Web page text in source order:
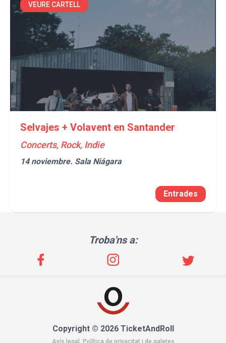
VEURE CARTELL
Selvajes + Volavent en Santander
Concerts, Rock, Indie
14 noviembre. Sala Niágara
Entrades
Troba'ns a:
Copyright © 2026 TicketAndRoll
Avís legal Política de privacitat i de galetes